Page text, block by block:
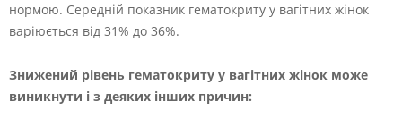
нормою. Середній показник гематокриту у вагітних жінок
варіюється від 31% до 36%.
Знижений рівень гематокриту у вагітних жінок може
виникнути і з деяких інших причин: